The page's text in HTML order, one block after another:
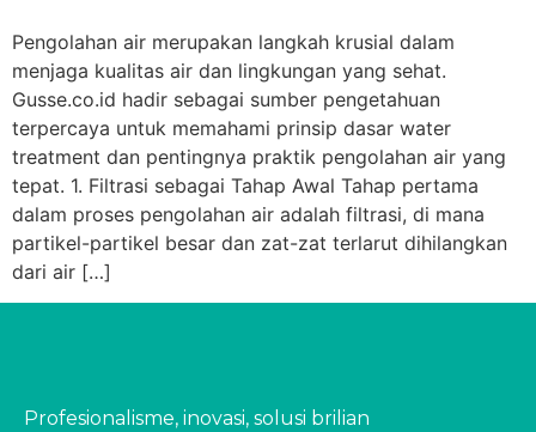
Pengolahan air merupakan langkah krusial dalam
menjaga kualitas air dan lingkungan yang sehat.
Gusse.co.id hadir sebagai sumber pengetahuan
terpercaya untuk memahami prinsip dasar water
treatment dan pentingnya praktik pengolahan air yang
tepat. 1. Filtrasi sebagai Tahap Awal Tahap pertama
dalam proses pengolahan air adalah filtrasi, di mana
partikel-partikel besar dan zat-zat terlarut dihilangkan
dari air […]
Profesionalisme, inovasi, solusi brilian